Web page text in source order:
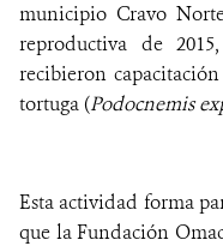
ANNUAL
municipio Cravo
reproductiva de
recibieron
tortuga (Podocnemis
Esta actividad forma
que la Fundación